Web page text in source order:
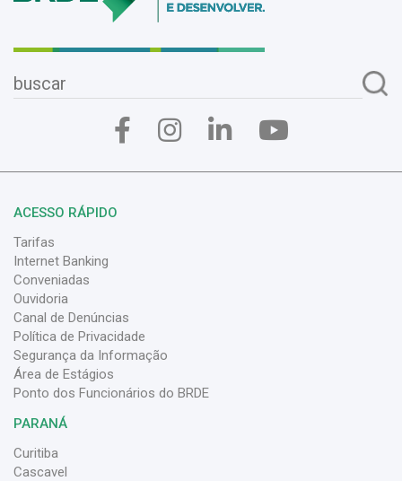
ACESSO RÁPIDO
Tarifas
Internet Banking
Conveniadas
Ouvidoria
Canal de Denúncias
Política de Privacidade
Segurança da Informação
Área de Estágios
Ponto dos Funcionários do BRDE
PARANÁ
Curitiba
Cascavel